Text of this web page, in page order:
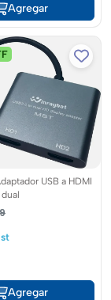
Agregar
USB a HDMI
Agregar